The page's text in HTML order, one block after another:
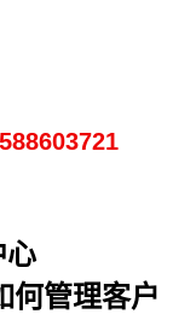
心
何管理客户